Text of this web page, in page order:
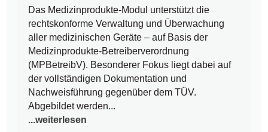
Das Medizinprodukte-Modul unterstützt die
rechtskonforme Verwaltung und Überwachung
aller medizinischen Geräte – auf Basis der
Medizinprodukte-Betreiberverordnung
(MPBetreibV). Besonderer Fokus liegt dabei auf
der vollständigen Dokumentation und
Nachweisführung gegenüber dem TÜV.
Abgebildet werden...
...weiterlesen